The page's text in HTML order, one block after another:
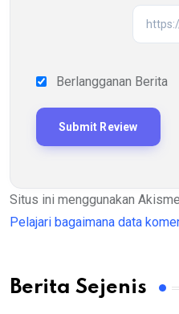
Berlangganan Berita
Situs ini menggunakan
Pelajari bagaimana data
Berita Sejenis